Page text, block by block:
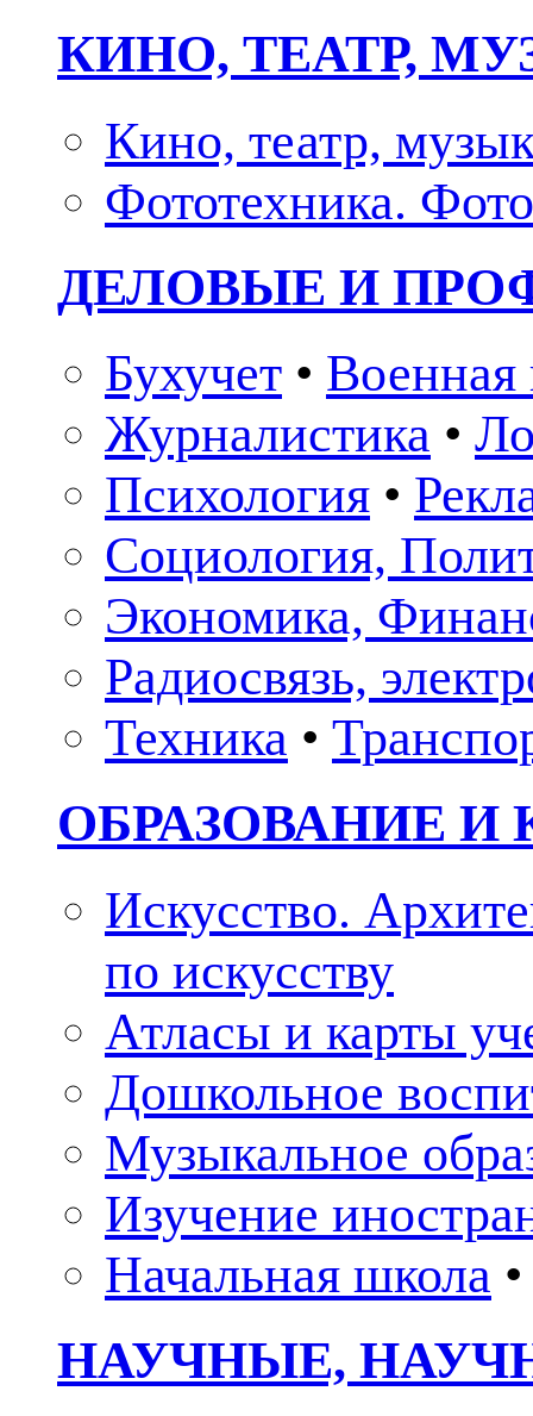
КИНО, ТЕАТР,
Кино, театр,
Фототехника.
ДЕЛОВЫЕ И
Бухучет • Военная
Журналистика •
Психология •
Социология,
Экономика,
Радиосвязь,
Техника •
ОБРАЗОВАНИЕ И
Искусство.
по искусству
Атласы и карты
Дошкольное
Музыкальное
Изучение
Начальная школа •
НАУЧНЫЕ,